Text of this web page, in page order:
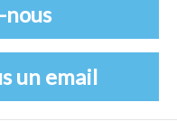
un email